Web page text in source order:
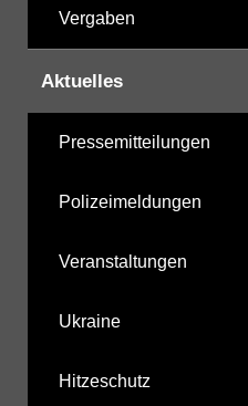
Vergaben
Aktuelles
Pressemitteilungen
Polizeimeldungen
Veranstaltungen
Ukraine
Hitzeschutz